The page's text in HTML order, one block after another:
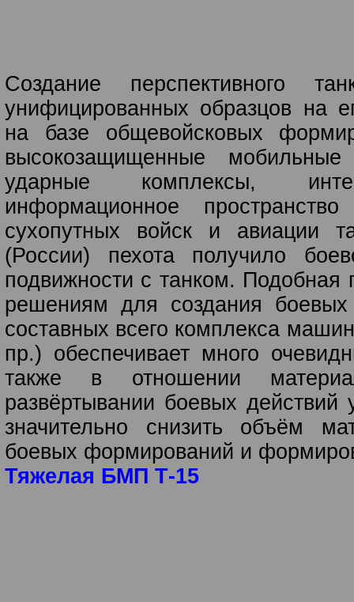
Создание перспективного
унифицированных образцов на
на базе общевойсковых
высокозащищенные мобильные
ударные комплексы,
информационное
сухопутных войск и авиации
(России) пехота получило
подвижности с танком.
решениям для создания
составных всего комплекса
пр.) обеспечивает много
также в отношении
развёртывании боевых
значительно снизить объём
боевых формирований и
Тяжелая БМП Т-15